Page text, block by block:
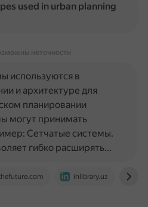
used in urban planning
неточности
inlibrary.uz
используются в
и архитектуре для
планировании
могут принимать
Сетчатые системы.
гибко расширять…